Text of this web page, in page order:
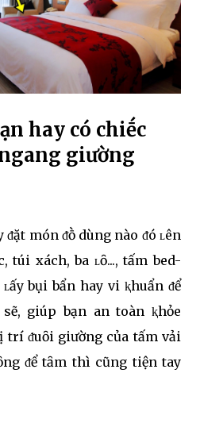
hay có chiḗc
giường
món ᵭṑ dùng nào ᵭó ʟên
túi xách, ba ʟȏ..., tấm bed-
bụi bẩn hay vi ⱪhuẩn ᵭể
giúp bạn an toàn ⱪhỏe
trí ᵭuȏi giường của tấm vải
ᵭể tȃm thì cũng tiện tay